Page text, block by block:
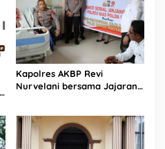
Kapolres AKBP Revi
Nurvelani bersama Jajaran
Sakit